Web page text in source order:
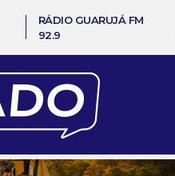
RÁDIO GUARUJÁ FM
92.9